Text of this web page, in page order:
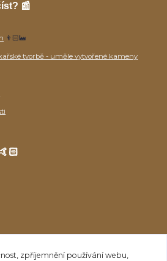
📰
👨🏻‍🏭
tvorbě - uměle vytvořené kameny
zpříjemnění používání webu,